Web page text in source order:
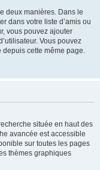
deux manières. Dans le
dans votre liste d’amis ou
vous pouvez ajouter
Vous pouvez
cette même page.
située en haut des
avancée est accessible
sur toutes les pages
thèmes graphiques